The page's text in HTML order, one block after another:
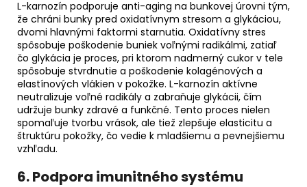
L-karnozín podporuje anti-aging na bunkovej úrovni tým,
že chráni bunky pred oxidatívnym stresom a glykáciou,
dvomi hlavnými faktormi starnutia. Oxidatívny stres
spôsobuje poškodenie buniek voľnými radikálmi, zatiaľ
čo glykácia je proces, pri ktorom nadmerný cukor v tele
spôsobuje stvrdnutie a poškodenie kolagénových a
elastínových vlákien v pokožke. L-karnozín aktívne
neutralizuje voľné radikály a zabraňuje glykácii, čím
udržuje bunky zdravé a funkčné. Tento proces nielen
spomaľuje tvorbu vrások, ale tiež zlepšuje elasticitu a
štruktúru pokožky, čo vedie k mladšiemu a pevnejšiemu
vzhľadu.
6. Podpora imunitného systému